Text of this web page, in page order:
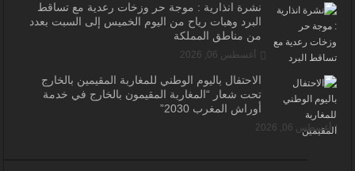
نشرة انذارية : موجة حر وزخات رعدية مع تساقط
البرد وهبات رياح من اليوم الخميس إلى السبت بعدد
من مناطق المملكة
أغسطس 06, 2026
الاحتفال باليوم الوطني للمغاربة المقيمين بالخارج
تحت شعار “المغاربة المقيمون بالخارج في خدمة
أوراش المغرب 2030”
أغسطس 06, 2026